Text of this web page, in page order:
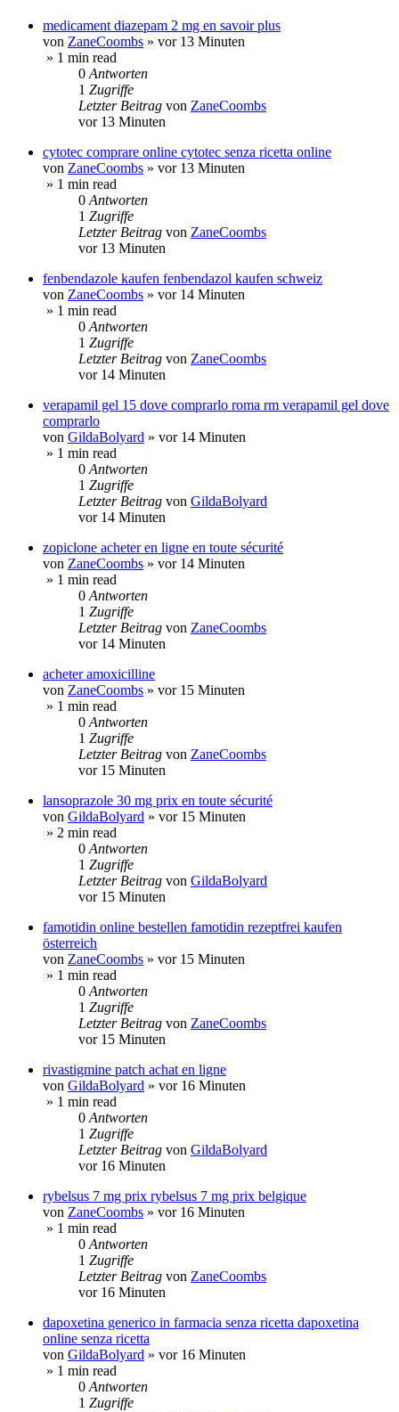
medicament diazepam 2 mg en savoir plus
von ZaneCoombs » vor 13 Minuten
» 1 min read
0 Antworten
1 Zugriffe
Letzter Beitrag von ZaneCoombs
vor 13 Minuten
cytotec comprare online cytotec senza ricetta online
von ZaneCoombs » vor 13 Minuten
» 1 min read
0 Antworten
1 Zugriffe
Letzter Beitrag von ZaneCoombs
vor 13 Minuten
fenbendazole kaufen fenbendazol kaufen schweiz
von ZaneCoombs » vor 14 Minuten
» 1 min read
0 Antworten
1 Zugriffe
Letzter Beitrag von ZaneCoombs
vor 14 Minuten
verapamil gel 15 dove comprarlo roma rm verapamil gel dove
comprarlo
von GildaBolyard » vor 14 Minuten
» 1 min read
0 Antworten
1 Zugriffe
Letzter Beitrag von GildaBolyard
vor 14 Minuten
zopiclone acheter en ligne en toute sécurité
von ZaneCoombs » vor 14 Minuten
» 1 min read
0 Antworten
1 Zugriffe
Letzter Beitrag von ZaneCoombs
vor 14 Minuten
acheter amoxicilline
von ZaneCoombs » vor 15 Minuten
» 1 min read
0 Antworten
1 Zugriffe
Letzter Beitrag von ZaneCoombs
vor 15 Minuten
lansoprazole 30 mg prix en toute sécurité
von GildaBolyard » vor 15 Minuten
» 2 min read
0 Antworten
1 Zugriffe
Letzter Beitrag von GildaBolyard
vor 15 Minuten
famotidin online bestellen famotidin rezeptfrei kaufen
österreich
von ZaneCoombs » vor 15 Minuten
» 1 min read
0 Antworten
1 Zugriffe
Letzter Beitrag von ZaneCoombs
vor 15 Minuten
rivastigmine patch achat en ligne
von GildaBolyard » vor 16 Minuten
» 1 min read
0 Antworten
1 Zugriffe
Letzter Beitrag von GildaBolyard
vor 16 Minuten
rybelsus 7 mg prix rybelsus 7 mg prix belgique
von ZaneCoombs » vor 16 Minuten
» 1 min read
0 Antworten
1 Zugriffe
Letzter Beitrag von ZaneCoombs
vor 16 Minuten
dapoxetina generico in farmacia senza ricetta dapoxetina
online senza ricetta
von GildaBolyard » vor 16 Minuten
» 1 min read
0 Antworten
1 Zugriffe